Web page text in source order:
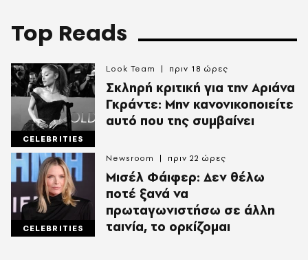
Top Reads
CELEBRITIES
Σκληρή κριτική για την Αριάνα
Γκράντε: Μην κανονικοποιείτε
αυτό που της συμβαίνει
Look Team πριν 18 ώρες
CELEBRITIES
Μισέλ Φάιφερ: Δεν θέλω
ποτέ ξανά να
πρωταγωνιστήσω σε άλλη
ταινία, το ορκίζομαι
Newsroom πριν 22 ώρες